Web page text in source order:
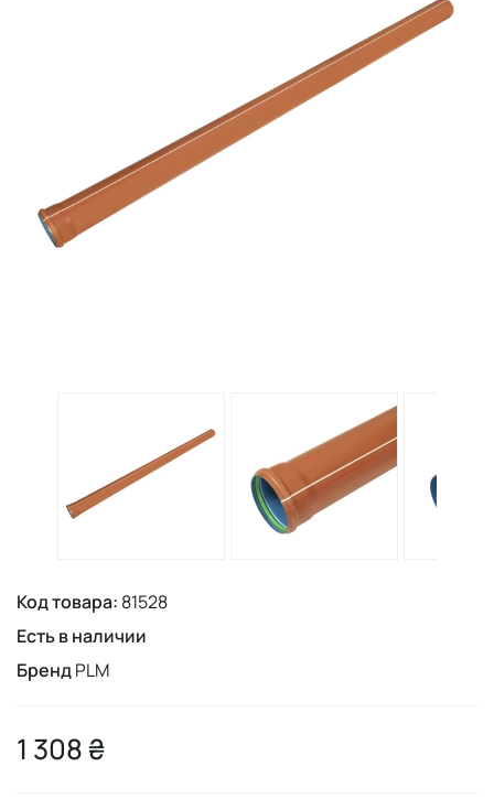
Код товара: 81528
Есть в наличии
БрендPLM
1 308 ₴